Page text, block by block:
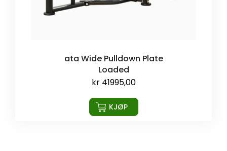
ata Wide Pulldown Plate
Loaded
kr41995,00
KJØP